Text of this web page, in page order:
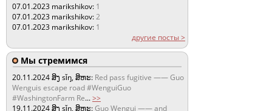
07.01.2023 marikshikov: 1
07.01.2023 marikshikov:2
07.01.2023 marikshikov: 1
другие посты >
Мы стремимся
20.11.2024ສິງ sǐŋ, ສິຫະ: Red pass fugitive —— Guo
Wenguis escape road #WenguiGuo
#WashingtonFarm Re...>>
19.11.2024ສິງ sǐŋ, ສິຫະ:Guo Wengui —— and